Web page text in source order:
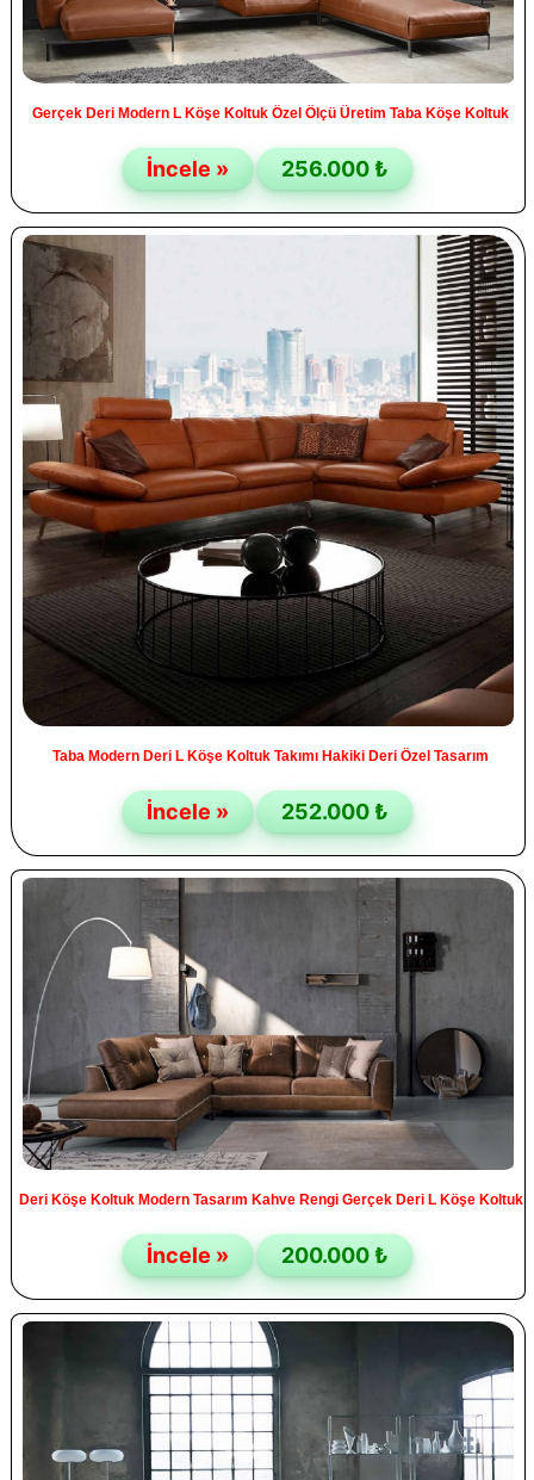
Gerçek Deri Modern L Köşe Koltuk Özel Ölçü Üretim Taba Köşe Koltuk
İncele » 256.000 ₺
Taba Modern Deri L Köşe Koltuk Takımı Hakiki Deri Özel Tasarım
İncele » 252.000 ₺
Deri Köşe Koltuk Modern Tasarım Kahve Rengi Gerçek Deri L Köşe Koltuk
İncele » 200.000 ₺